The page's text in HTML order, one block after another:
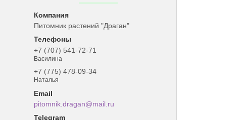
Питомник растений "Драган"
+7 (707) 541-72-71
Василина
+7 (775) 478-09-34
Наталья
pitomnik.dragan@mail.ru